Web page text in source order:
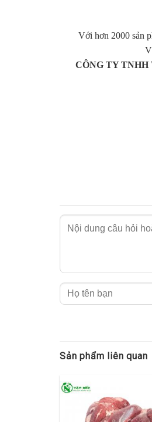
Nguồn gốc rõ
Chất lượng vượt
Giá sỉ hợp lý:
Cửa hàng bán
Quảng Ngãi, Quảng
Vĩnh Phúc, Yên Bái...
Với hơn 2000 sản
CÔNG TY
Sản phẩm liên quan